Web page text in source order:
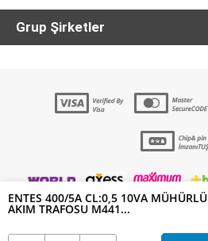
ENTES 400/5A CL:0,5 10VA MÜHÜRLÜ
AKIM TRAFOSU M441...
Grup Şirketler